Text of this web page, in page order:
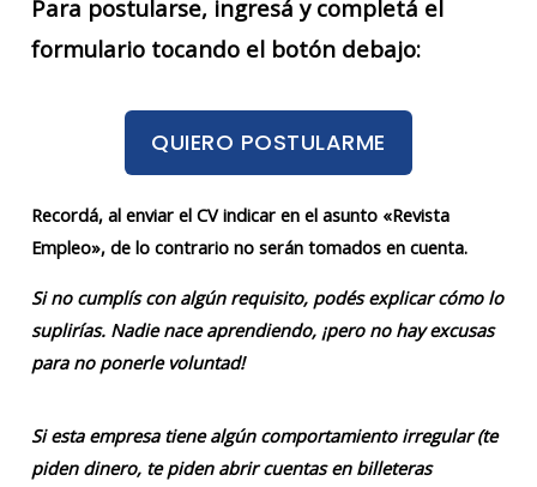
Para postularse, ingresá y completá el
formulario tocando el botón debajo:
QUIERO POSTULARME
Recordá, al enviar el CV indicar en el asunto «Revista
Empleo», de lo contrario no serán tomados en cuenta.
Si no cumplís con algún requisito, podés explicar cómo lo
suplirías. Nadie nace aprendiendo, ¡pero no hay excusas
para no ponerle voluntad!
Si esta empresa tiene algún comportamiento irregular (te
piden dinero, te piden abrir cuentas en billeteras